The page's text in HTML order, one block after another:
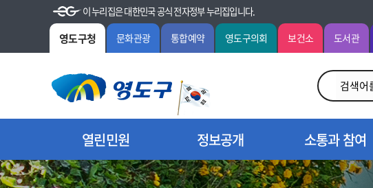
이 누리집은 대한민국 공식 전자정부 누리집입니다.
영도구청 문화관광 통합예약 영도구의회 보건소 도서관
열린민원 정보공개 소통과 참여